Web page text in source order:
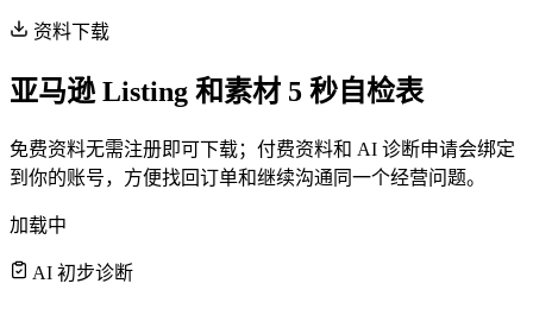
资料下载
亚马逊 Listing 和素材 5 秒自检表
免费资料无需注册即可下载；付费资料和 AI 诊断申请会绑定
到你的账号，方便找回订单和继续沟通同一个经营问题。
加载中
AI 初步诊断